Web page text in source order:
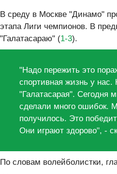
В среду в Москве "Динамо"
этапа Лиги чемпионов. В
"Галатасараю" (1-3).
"Надо пережить это
спортивная жизнь у
"Галатасарая". Сегодня
сделали много ошибок.
получилось. Это
Они играют здорово", -
По словам волейболистки,